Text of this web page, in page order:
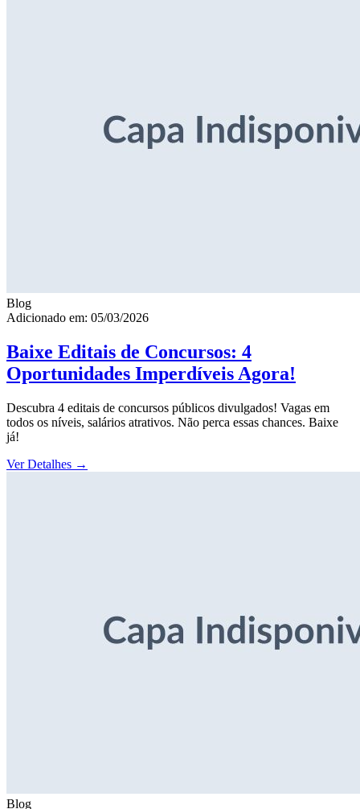
Blog
Adicionado em: 05/03/2026
Baixe Editais de Concursos: 4
Oportunidades Imperdíveis Agora!
Descubra 4 editais de concursos públicos divulgados! Vagas em
todos os níveis, salários atrativos. Não perca essas chances. Baixe
já!
Ver Detalhes →
Blog